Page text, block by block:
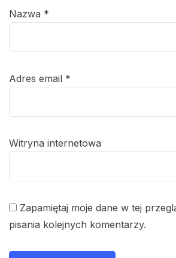
Nazwa *
Adres email *
Witryna internetowa
Zapamiętaj moje dane w tej
pisania kolejnych komentarzy.